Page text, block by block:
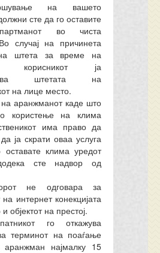
на вашето
сте да го оставите
апартманот во чиста
случај на причинета
штета за време на
корисникот ја
штетата на
на лице место.
аранжманот каде што
користење на клима
има право да
ја скрати оваа услуга
оставате клима уредот
сте надвор од
не одговара за
на интернет конекцијата
објектот на престој.
гооткажува
терминот на поаѓање
аранжман најмалку 15